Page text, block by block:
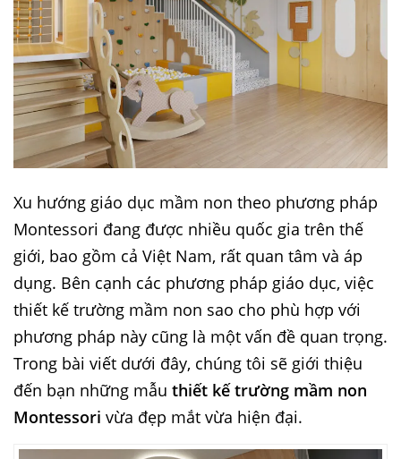
Xu hướng giáo dục mầm non theo phương pháp
Montessori đang được nhiều quốc gia trên thế
giới, bao gồm cả Việt Nam, rất quan tâm và áp
dụng. Bên cạnh các phương pháp giáo dục, việc
thiết kế trường mầm non sao cho phù hợp với
phương pháp này cũng là một vấn đề quan trọng.
Trong bài viết dưới đây, chúng tôi sẽ giới thiệu
đến bạn những mẫu thiết kế trường mầm non
Montessori vừa đẹp mắt vừa hiện đại.